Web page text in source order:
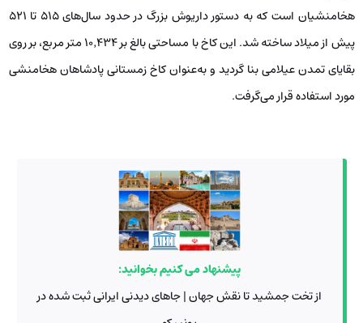
هخامنشیان است که به دستور داریوش بزرگ در حدود سال‌های ۵۱۵ تا ۵۲۱
پیش از میلاد ساخته شد. این کاخ با مساحتی بالغ بر ۱۰٬۴۳۴ متر مربع، بر روی
بقایای تمدن عیلامی بنا گردید و به‌عنوان کاخ زمستانی پادشاهان هخامنشی
مورد استفاده قرار می‌گرفت.
پیشنهاد می کنیم بخوانید:
از تخت جمشید تا نقش جهان | جاهای دیدنی ایرانی ثبت شده در